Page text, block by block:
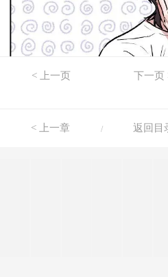
< 上一页 下一页
< 上一章 / 返回目